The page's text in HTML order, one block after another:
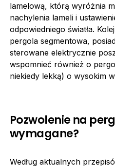
lamelową, którą wyróżnia
nachylenia lameli i
odpowiedniego światła.
pergola segmentowa,
sterowane elektrycznie
wspomnieć również o
niekiedy lekką) o wysokim
Pozwolenie na
wymagane?
Według aktualnych